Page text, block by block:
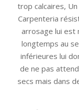
trop calcaires,
Carpenteria
arrosage lui est
longtemps au
inférieures lui
de ne pas
secs mais dans